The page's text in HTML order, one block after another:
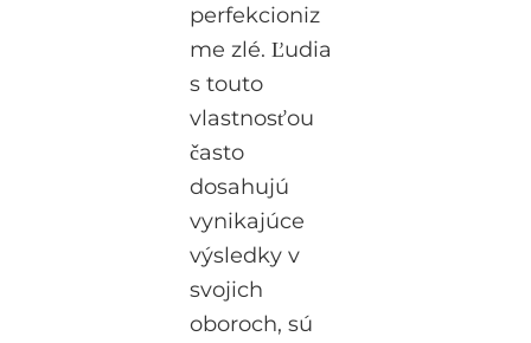
perfekcioniz
me zlé. Ľudia
s touto
vlastnosťou
často
dosahujú
vynikajúce
výsledky v
svojich
oboroch, sú